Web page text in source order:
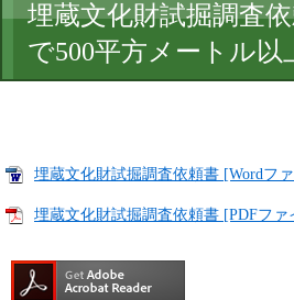
文
埋蔵文化財試掘調査
で500平方メートル以
埋蔵文化財試掘調査依頼書 [Wordフ
埋蔵文化財試掘調査依頼書 [PDFファ